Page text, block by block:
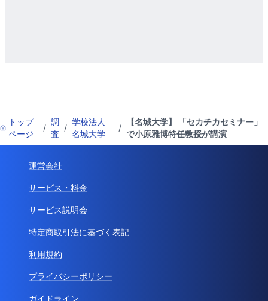
トップ
ページ
/
調
査
/
学校法人
名城大学
/
【名城大学】 「セカチカセミナー」
で小原雅博特任教授が講演
運営会社
サービス・料金
サービス説明会
特定商取引法に基づく表記
利用規約
プライバシーポリシー
ガイドライン